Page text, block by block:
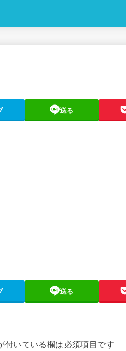
送る
送る
付いている欄は必須項目です